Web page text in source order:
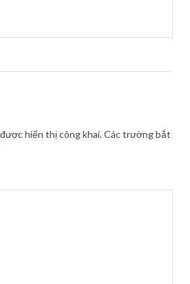
hiển thị công khai.Các trường bắt